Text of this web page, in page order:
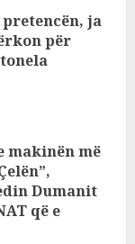
ja
për
makinën më
Dumanit
që e